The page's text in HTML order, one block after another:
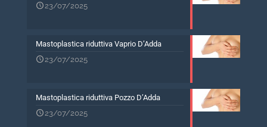
23/07/2025
Mastoplastica riduttiva Vaprio D’Adda
23/07/2025
Mastoplastica riduttiva Pozzo D’Adda
23/07/2025